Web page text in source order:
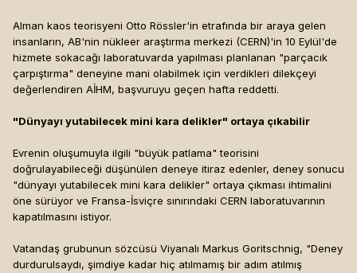
Alman kaos teorisyeni Otto Rössler'in etrafında bir araya gelen
insanların, AB'nin nükleer araştırma merkezi (CERN)'in 10 Eylül'de
hizmete sokacağı laboratuvarda yapılması planlanan "parçacık
çarpıştırma" deneyine mani olabilmek için verdikleri dilekçeyi
değerlendiren AİHM, başvuruyu geçen hafta reddetti.
"Dünyayı yutabilecek mini kara delikler" ortaya çıkabilir
Evrenin oluşumuyla ilgili "büyük patlama" teorisini
doğrulayabileceği düşünülen deneye itiraz edenler, deney sonucu
"dünyayı yutabilecek mini kara delikler" ortaya çıkması ihtimalini
öne sürüyor ve Fransa-İsviçre sınırındaki CERN laboratuvarının
kapatılmasını istiyor.
Vatandaş grubunun sözcüsü Viyanalı Markus Goritschnig, "Deney
durdurulsaydı, şimdiye kadar hiç atılmamış bir adım atılmış